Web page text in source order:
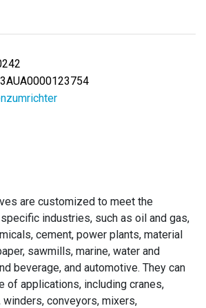
3AUA0000123754
are customized to meet the
industries, such as oil and gas,
cement, power plants, material
sawmills, marine, water and
beverage, and automotive. They can
of applications, including cranes,
conveyors, mixers,